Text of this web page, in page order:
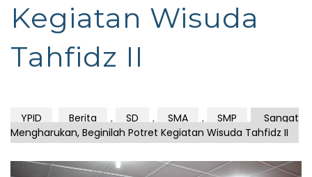
Kegiatan Wisuda
Tahfidz II
YPID Berita , SD , SMA , SMP
Sangat
Mengharukan, Beginilah Potret Kegiatan Wisuda Tahfidz II